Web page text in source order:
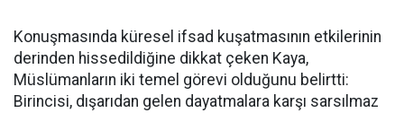
Konuşmasında küresel ifsad kuşatmasının etkilerinin
derinden hissedildiğine dikkat çeken Kaya,
Müslümanların iki temel görevi olduğunu belirtti:
Birincisi, dışarıdan gelen dayatmalara karşı sarsılmaz